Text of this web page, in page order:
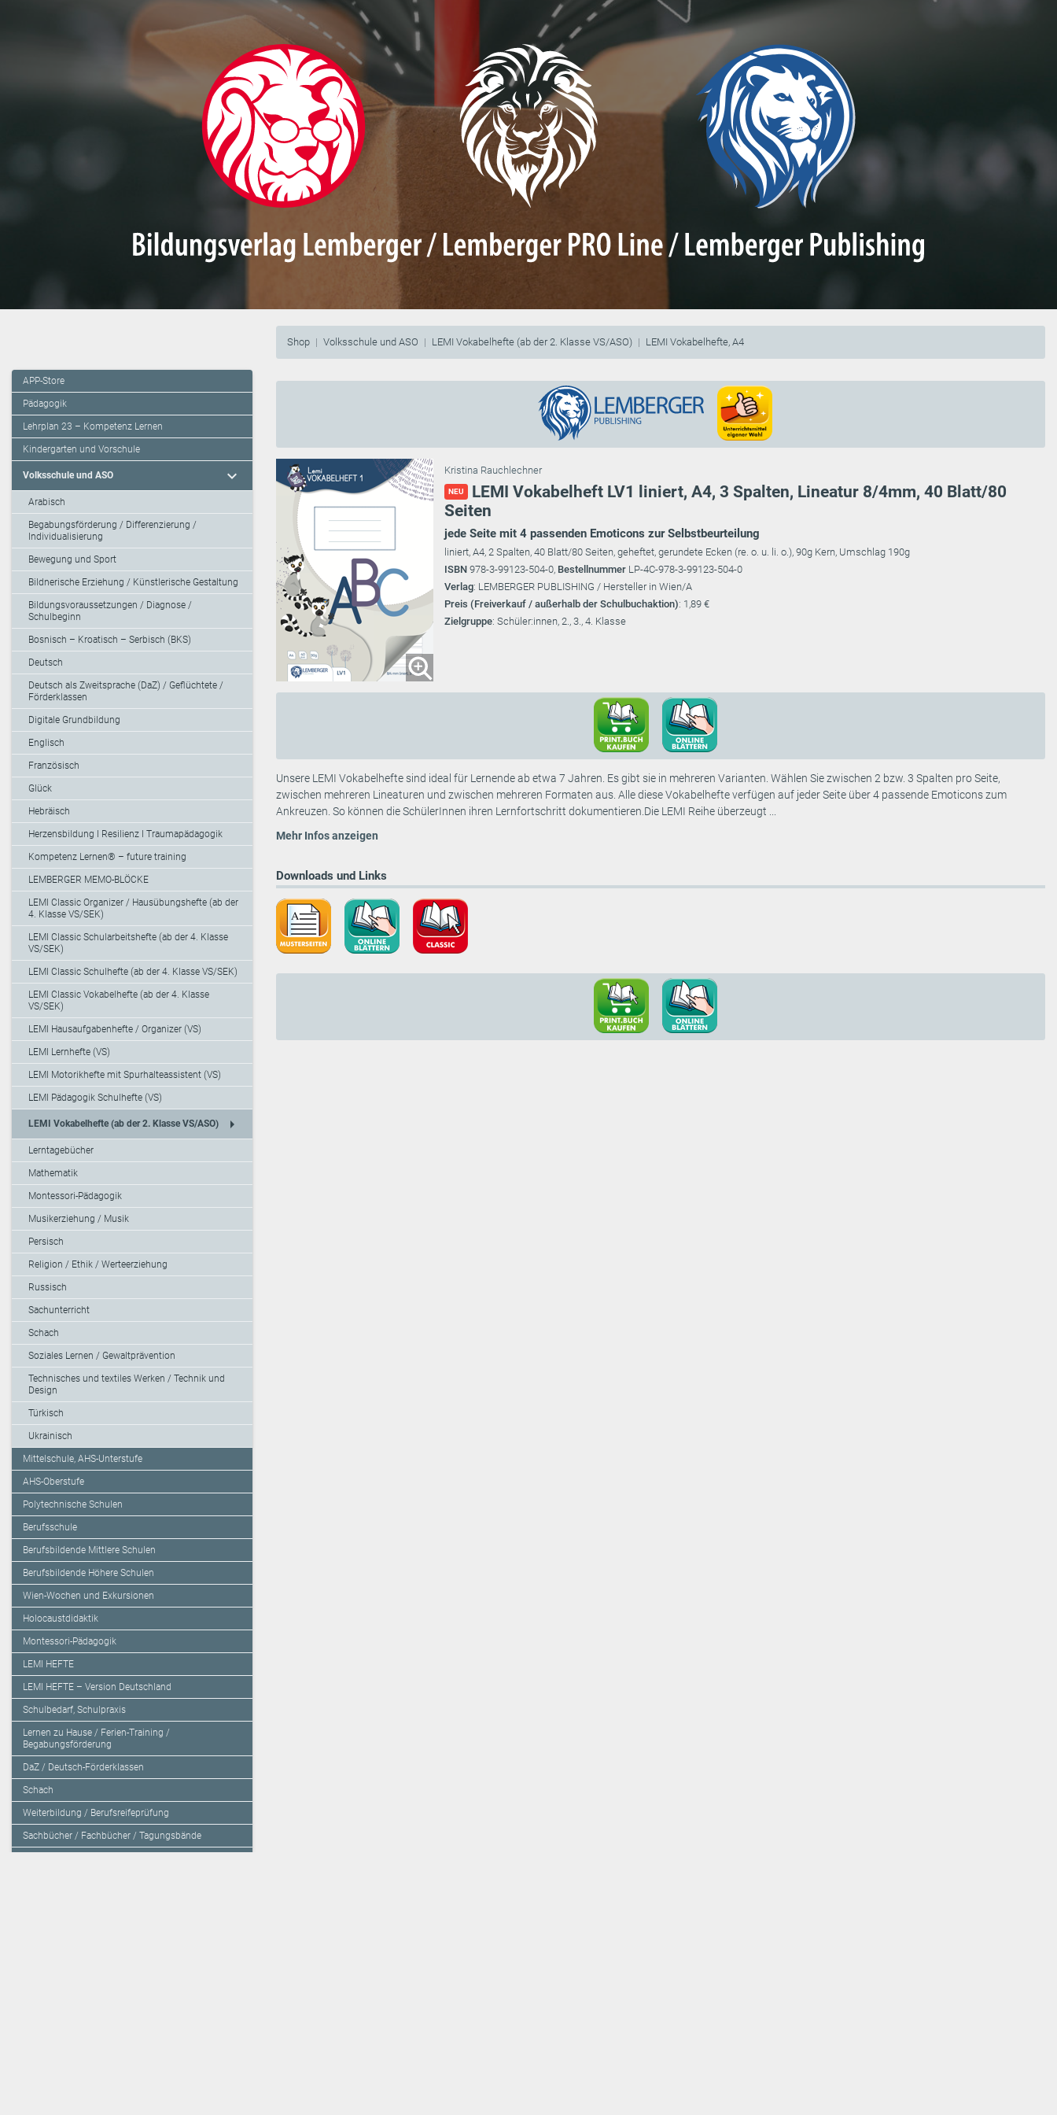
Shop Volksschule und ASO LEMI Vokabelhefte (ab der 2. Klasse VS/ASO) LEMI Vokabelhefte, A4
APP-Store
Pädagogik
Lehrplan 23 – Kompetenz Lernen
Kindergarten und Vorschule
Volksschule und ASO expand_more
Arabisch
Begabungsförderung / Differenzierung /
Individualisierung
Bewegung und Sport
Bildnerische Erziehung / Künstlerische Gestaltung
Bildungsvoraussetzungen / Diagnose /
Schulbeginn
Bosnisch – Kroatisch – Serbisch (BKS)
Deutsch
Deutsch als Zweitsprache (DaZ) / Geflüchtete /
Förderklassen
Digitale Grundbildung
Englisch
Französisch
Glück
Hebräisch
Herzensbildung I Resilienz I Traumapädagogik
Kompetenz Lernen® – future training
LEMBERGER MEMO-BLÖCKE
LEMI Classic Organizer / Hausübungshefte (ab der
4. Klasse VS/SEK)
LEMI Classic Schularbeitshefte (ab der 4. Klasse
VS/SEK)
LEMI Classic Schulhefte (ab der 4. Klasse VS/SEK)
LEMI Classic Vokabelhefte (ab der 4. Klasse
VS/SEK)
LEMI Hausaufgabenhefte / Organizer (VS)
LEMI Lernhefte (VS)
LEMI Motorikhefte mit Spurhalteassistent (VS)
LEMI Pädagogik Schulhefte (VS)
LEMI Vokabelhefte (ab der 2. Klasse VS/ASO) arrow_right
Lerntagebücher
Mathematik
Montessori-Pädagogik
Musikerziehung / Musik
Persisch
Religion / Ethik / Werteerziehung
Russisch
Sachunterricht
Schach
Soziales Lernen / Gewaltprävention
Technisches und textiles Werken / Technik und
Design
Türkisch
Ukrainisch
Mittelschule, AHS-Unterstufe
AHS-Oberstufe
Polytechnische Schulen
Berufsschule
Berufsbildende Mittlere Schulen
Berufsbildende Höhere Schulen
Wien-Wochen und Exkursionen
Holocaustdidaktik
Montessori-Pädagogik
LEMI HEFTE
LEMI HEFTE – Version Deutschland
Schulbedarf, Schulpraxis
Lernen zu Hause / Ferien-Training /
Begabungsförderung
DaZ / Deutsch-Förderklassen
Schach
Weiterbildung / Berufsreifeprüfung
Sachbücher / Fachbücher / Tagungsbände
Kristina Rauchlechner
NEU
LEMI Vokabelheft LV1 liniert, A4, 3 Spalten, Lineatur 8/4mm, 40 Blatt/80
Seiten
jede Seite mit 4 passenden Emoticons zur Selbstbeurteilung
liniert, A4, 2 Spalten, 40 Blatt/80 Seiten, geheftet, gerundete Ecken (re. o. u. li. o.), 90g Kern, Umschlag 190g
ISBN 978-3-99123-504-0, Bestellnummer LP-4C-978-3-99123-504-0
Verlag: LEMBERGER PUBLISHING / Hersteller in Wien/A
Preis (Freiverkauf / außerhalb der Schulbuchaktion): 1,89 €
Zielgruppe: Schüler:innen, 2., 3., 4. Klasse
Unsere LEMI Vokabelhefte sind ideal für Lernende ab etwa 7 Jahren. Es gibt sie in mehreren Varianten. Wählen Sie zwischen 2 bzw. 3 Spalten pro Seite,
zwischen mehreren Lineaturen und zwischen mehreren Formaten aus. Alle diese Vokabelhefte verfügen auf jeder Seite über 4 passende Emoticons zum
Ankreuzen. So können die SchülerInnen ihren Lernfortschritt dokumentieren.Die LEMI Reihe überzeugt ...
Mehr Infos anzeigen
Downloads und Links